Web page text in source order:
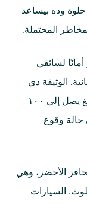
حلوة وده بيساعد
المحتملة.
لسائقي
الوثيقة دي
تغطي الحوادث الشخصية لقائد السيارة بمبلغ يصل إلى ١٠٠
حالة وقوع
الأخضر، وهي
السيارات